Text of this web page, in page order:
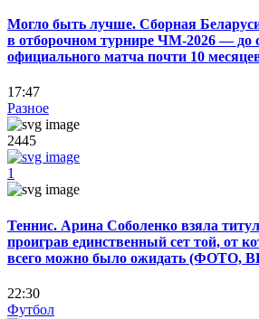
Могло быть лучше. Сборная
в отборочном турнире ЧМ-2026 — до
официального матча почти 10
17:47
Разное
2445
1
Теннис. Арина Соболенко взяла
проиграв единственный сет той, от
всего можно было ожидать (ФОТО,
22:30
Футбол